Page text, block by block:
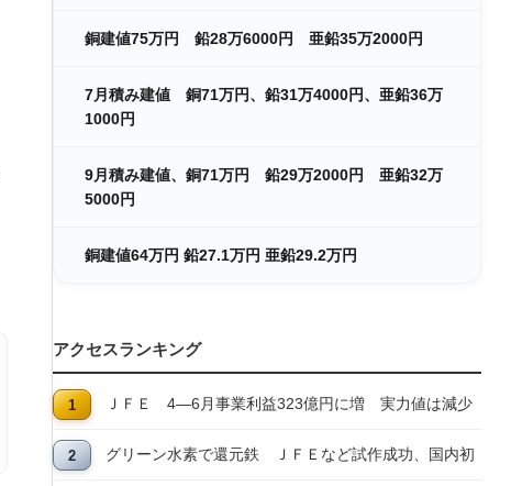
銅建値75万円 鉛28万6000円 亜鉛35万2000円
7月積み建値 銅71万円、鉛31万4000円、亜鉛36万
1000円
9月積み建値、銅71万円 鉛29万2000円 亜鉛32万
5000円
銅建値64万円 鉛27.1万円 亜鉛29.2万円
アクセスランキング
ＪＦＥ 4―6月事業利益323億円に増 実力値は減少
グリーン水素で還元鉄 ＪＦＥなど試作成功、国内初